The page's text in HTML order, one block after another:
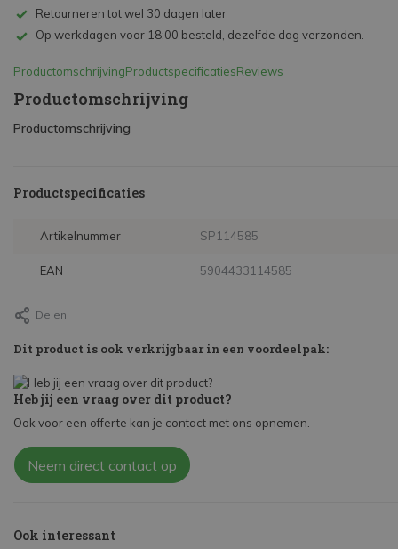
Retourneren tot wel 30 dagen later
Op werkdagen voor 18:00 besteld, dezelfde dag verzonden.
ProductomschrijvingProductspecificatiesReviews
Productomschrijving
Productomschrijving
Productspecificaties
Artikelnummer SP114585
EAN 5904433114585
Delen
Dit product is ook verkrijgbaar in een voordeelpak:
Heb jij een vraag over dit product?
Ook voor een offerte kan je contact met ons opnemen.
Neem direct contact op
Ook interessant